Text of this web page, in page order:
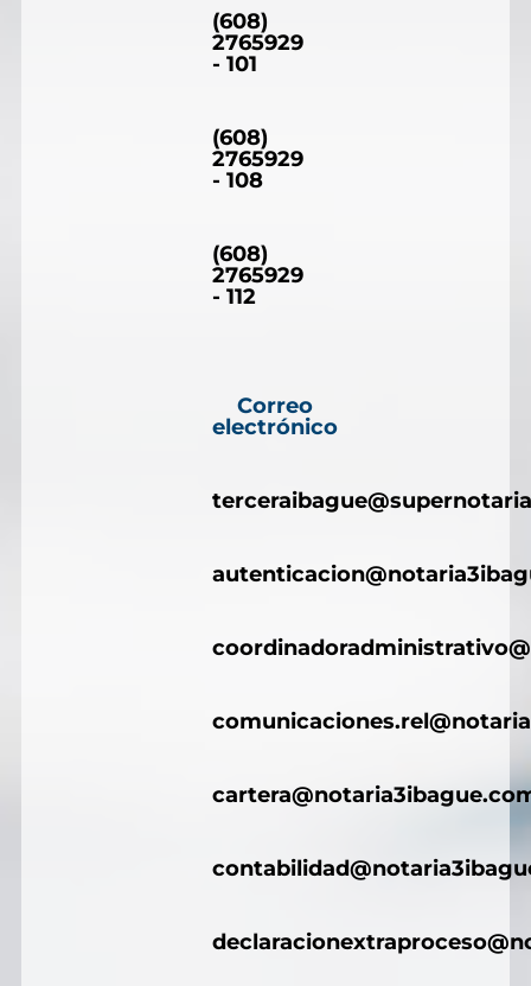
(608)
2765929
- 101
(608)
2765929
- 108
(608)
2765929
- 112
Correo
electrónico